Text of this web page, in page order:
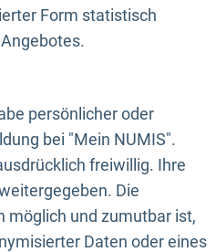
Form statistisch
persönlicher oder
bei "Mein NUMIS".
freiwillig. Ihre
Die
möglich und zumutbar ist,
Daten oder eines